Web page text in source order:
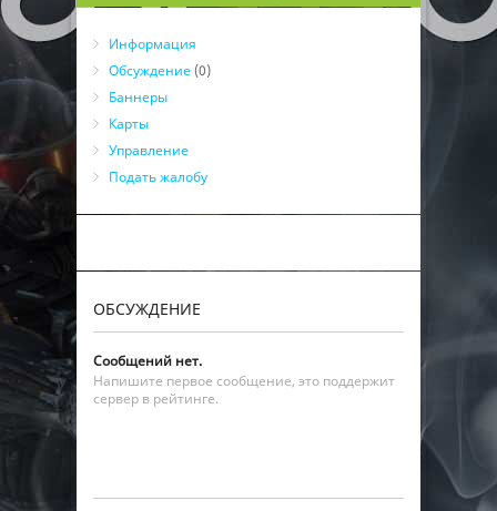
Информация
Обсуждение (0)
Баннеры
Карты
Управление
Подать жалобу
ОБСУЖДЕНИЕ
Сообщений нет.
Напишите первое сообщение, это поддержит
сервер в рейтинге.